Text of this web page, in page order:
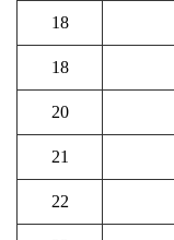
18
18
20
21
22